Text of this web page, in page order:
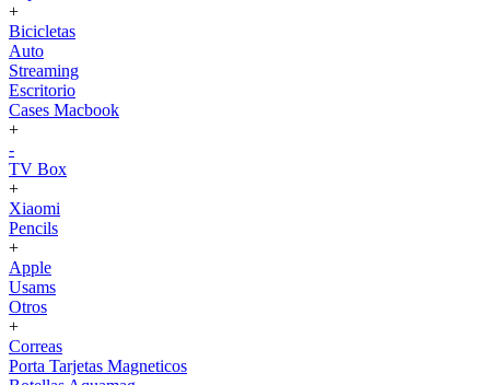
+
Bicicletas
Auto
Streaming
Escritorio
Cases Macbook
+
-
TV Box
+
Xiaomi
Pencils
+
Apple
Usams
Otros
+
Correas
Porta Tarjetas Magneticos